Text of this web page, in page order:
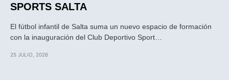
SPORTS SALTA
El fútbol infantil de Salta suma un nuevo espacio de formación
con la inauguración del Club Deportivo Sport…
25 JULIO, 2026